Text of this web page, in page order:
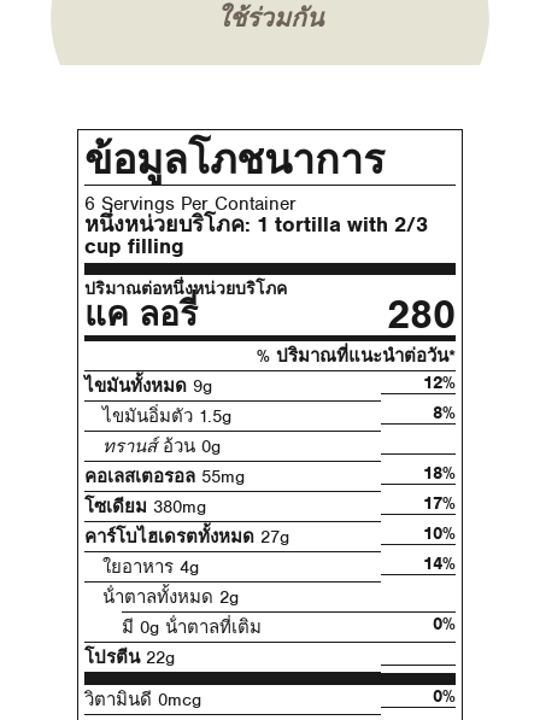
ใช้ร่วมกัน
ข้อมูลโภชนาการ
6 Servings Per Container
หนึ่งหน่วยบริโภค: 1 tortilla with 2/3
cup filling
ปริมาณต่อหนึ่งหน่วยบริโภค
แค ลอรี่ 280
% ปริมาณที่แนะนําต่อวัน*
ไขมันทั้งหมด 9g
12%
ไขมันอิ่มตัว 1.5g
8%
ทรานส์อ้วน 0g
คอเลสเตอรอล 55mg
18%
โซเดียม 380mg
17%
คาร์โบไฮเดรตทั้งหมด 27g
10%
ใยอาหาร 4g
14%
น้ําตาลทั้งหมด 2g
มี 0g น้ําตาลที่เติม
0%
โปรตีน22g
วิตามินดี 0mcg
0%